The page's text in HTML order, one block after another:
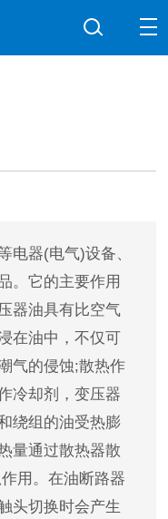
电器(电气)设备、
。它的主要作用
器油具有比空气
在油中，不仅可
气的侵蚀;散热作
冷却剂，变压器
绕组的油受热膨
量通过散热器散
用。在油断路器
头切换时会产生